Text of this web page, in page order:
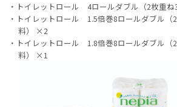
トイレットロール 4ロールダブル（2枚重
トイレットロール 1.5倍巻8ロールダブル（
料） ×2
トイレットロール 1.8倍巻8ロールダブル（
料） ×1